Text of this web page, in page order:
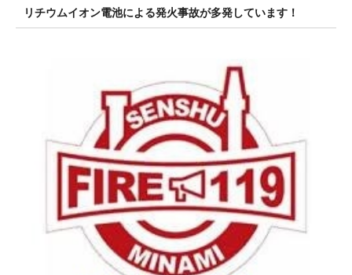
リチウムイオン電池による発火事故が多発しています！